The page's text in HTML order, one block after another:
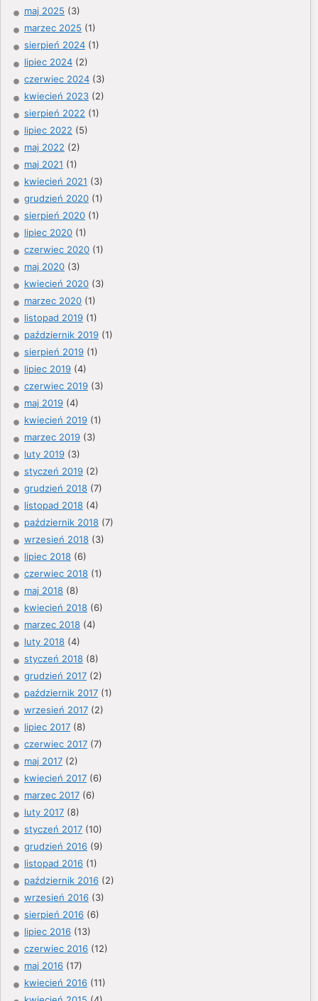
maj 2025 (3)
marzec 2025 (1)
sierpień 2024 (1)
lipiec 2024 (2)
czerwiec 2024 (3)
kwiecień 2023 (2)
sierpień 2022 (1)
lipiec 2022 (5)
maj 2022 (2)
maj 2021 (1)
kwiecień 2021 (3)
grudzień 2020 (1)
sierpień 2020 (1)
lipiec 2020 (1)
czerwiec 2020 (1)
maj 2020 (3)
kwiecień 2020 (3)
marzec 2020 (1)
listopad 2019 (1)
październik 2019 (1)
sierpień 2019 (1)
lipiec 2019 (4)
czerwiec 2019 (3)
maj 2019 (4)
kwiecień 2019 (1)
marzec 2019 (3)
luty 2019 (3)
styczeń 2019 (2)
grudzień 2018 (7)
listopad 2018 (4)
październik 2018 (7)
wrzesień 2018 (3)
lipiec 2018 (6)
czerwiec 2018 (1)
maj 2018 (8)
kwiecień 2018 (6)
marzec 2018 (4)
luty 2018 (4)
styczeń 2018 (8)
grudzień 2017 (2)
październik 2017 (1)
wrzesień 2017 (2)
lipiec 2017 (8)
czerwiec 2017 (7)
maj 2017 (2)
kwiecień 2017 (6)
marzec 2017 (6)
luty 2017 (8)
styczeń 2017 (10)
grudzień 2016 (9)
listopad 2016 (1)
październik 2016 (2)
wrzesień 2016 (3)
sierpień 2016 (6)
lipiec 2016 (13)
czerwiec 2016 (12)
maj 2016 (17)
kwiecień 2016 (11)